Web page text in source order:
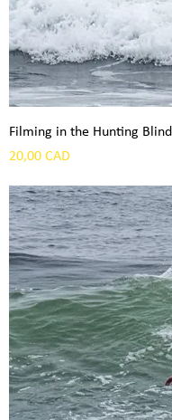
Filming in the Hunting Blind
Precio
20,00 CAD